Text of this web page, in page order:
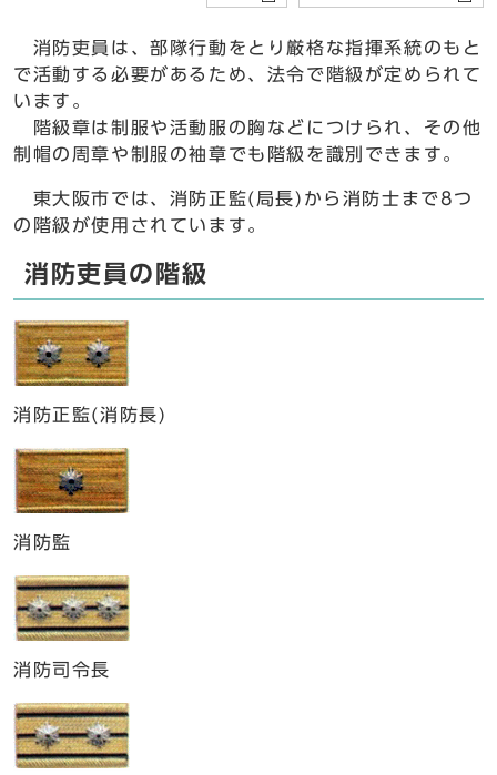
消防吏員は、部隊行動をとり厳格な指揮系統のもと
で活動する必要があるため、法令で階級が定められて
います。
階級章は制服や活動服の胸などにつけられ、その他
制帽の周章や制服の袖章でも階級を識別できます。
東大阪市では、消防正監(局長)から消防士まで8つ
の階級が使用されています。
消防吏員の階級
消防正監(消防長)
消防監
消防司令長